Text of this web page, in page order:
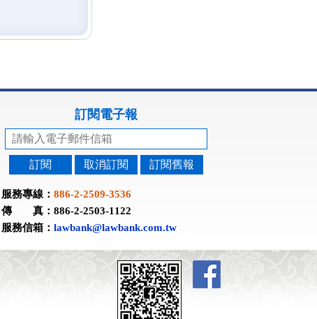
訂閱電子報
訂閱 取消訂閱 訂閱舊報
服務專線： 886-2-2509-3536
傳 真：886-2-2503-1122
服務信箱： lawbank@lawbank.com.tw